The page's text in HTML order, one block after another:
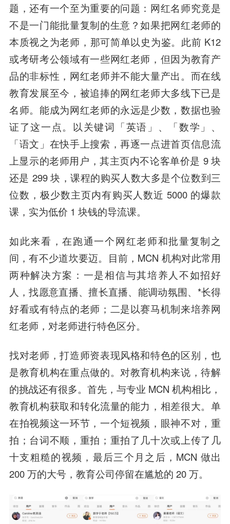
题，还有一个至为重要的问题： 网红名师究竟是
不是一门能批量复制的生意？如果把网红老师的
本质视之为老师，那可简单以史为鉴。此前 K12
或考研考公领域有一些网红老师，但因为教育产
品的非标性，网红老师并不能大量产出。而在线
教育发展至今，被追捧的网红老师大多线下已是
名师。能成为网红老师的永远是少数，数据也验
证了这一点。以关键词「英语」、「数学」、
「语文」在快手上搜索，再逐一点进首页信息流
上显示的老师用户，其主页内不论客单价是 9 块
还是 299 块，课程的购买人数大多是个位数到三
位数，极少数主页内有购买人数近 5000 的爆款
课，实为低价 1 块钱的导流课。
如此来看，在跑通一个网红老师和批量复制之
间，有不少道坎要迈。目前，MCN 机构对此常用
两种解决方案： 一是相信与其培养人不如招好
人 ，找愿意直播、擅长直播、能调动氛围、*长得
好看或有特点的老师； 二是以赛马机制来培养网
红老师，对老师进行特色区分。
找对老师，打造师资表现风格和特色的区别，也
是教育机构在重点做的。对教育机构来说，待解
的挑战还有很多。首先，与专业 MCN 机构相比，
教育机构获取和转化流量的能力，相差很大。单
在拍视频这一环节，一个短视频，眼神不对，重
拍；台词不顺，重拍；重拍了几十次或上传了几
十支粗糙的视频，最后三个月之后，MCN 做出
200 万的大号，教育公司停留在尴尬的 20 万。